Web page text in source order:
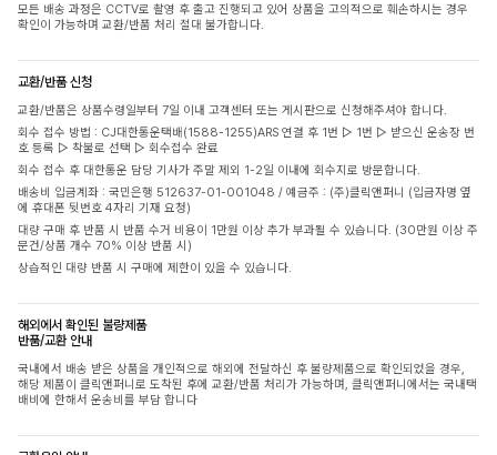
모든 배송 과정은 CCTV로 촬영 후 출고 진행되고 있어 상품을 고의적으로 훼손하시는 경우
확인이 가능하며 교환/반품 처리 절대 불가합니다.
교환/반품 신청
교환/반품은 상품수령일부터 7일 이내 고객센터 또는 게시판으로 신청해주셔야 합니다.
회수 접수 방법 : CJ대한통운택배(1588-1255)ARS 연결 후 1번 ▷ 1번 ▷ 받으신 운송장 번
호 등록 ▷ 착불로 선택 ▷ 회수접수 완료
회수 접수 후 대한통운 담당 기사가 주말 제외 1-2일 이내에 회수지로 방문합니다.
배송비 입금계좌 : 국민은행 512637-01-001048 / 예금주 : (주)클릭앤퍼니 (입금자명 옆
에 휴대폰 뒷번호 4자리 기재 요청)
대량 구매 후 반품 시 반품 수거 비용이 1만원 이상 추가 부과될 수 있습니다. (30만원 이상 주
문건/상품 개수 70% 이상 반품 시)
상습적인 대량 반품 시 구매에 제한이 있을 수 있습니다.
해외에서 확인된 불량제품
반품/교환 안내
국내에서 배송 받은 상품을 개인적으로 해외에 전달하신 후 불량제품으로 확인되었을 경우,
해당 제품이 클릭앤퍼니로 도착된 후에 교환/반품 처리가 가능하며, 클릭앤퍼니에서는 국내택
배비에 한해서 운송비를 부담 합니다